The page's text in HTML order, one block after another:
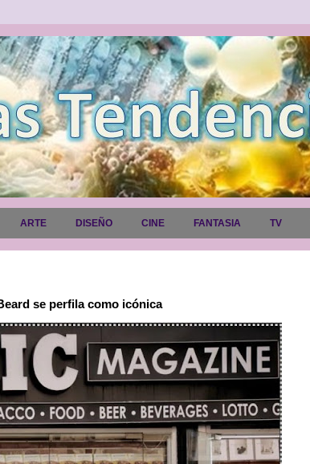
ARTE DISEÑO CINE FANTASIA TV
se perfila como icónica